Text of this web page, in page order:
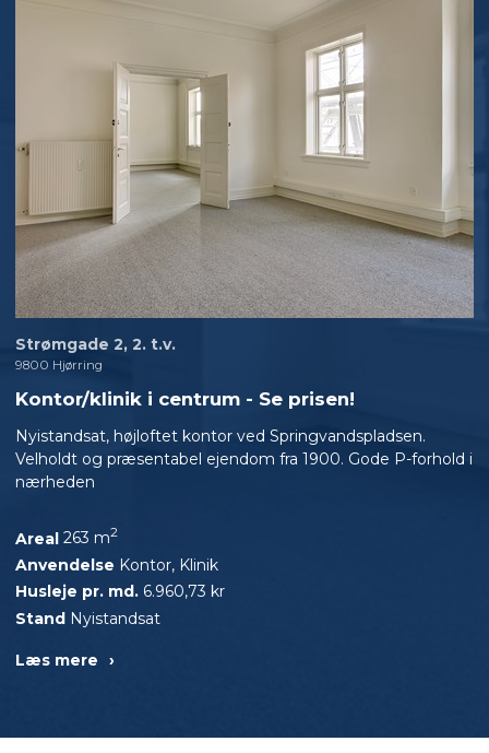
Strømgade 2, 2. t.v.
9800 Hjørring
Kontor/klinik i centrum - Se prisen!
Nyistandsat, højloftet kontor ved Springvandspladsen.
Velholdt og præsentabel ejendom fra 1900. Gode P-forhold i
nærheden
Areal 263 m2
Anvendelse Kontor, Klinik
Husleje pr. md. 6.960,73 kr
Stand Nyistandsat
Læs mere